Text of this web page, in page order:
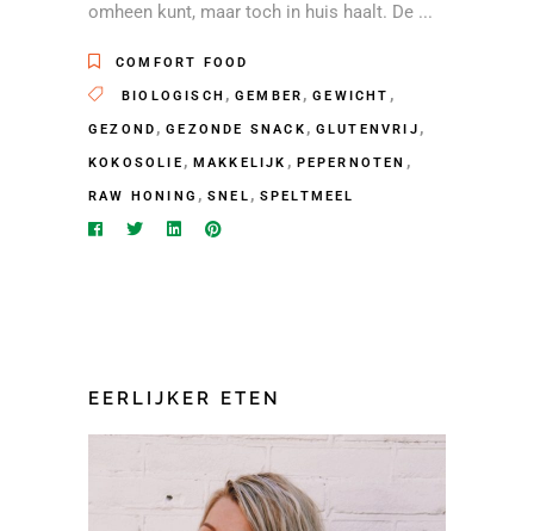
omheen kunt, maar toch in huis haalt. De
COMFORT FOOD
BIOLOGISCH , GEMBER ,GEWICHT ,
GEZOND ,GEZONDE SNACK , GLUTENVRIJ ,
KOKOSOLIE , MAKKELIJK , PEPERNOTEN ,
RAW HONING , SNEL , SPELTMEEL
EERLIJKER ETEN